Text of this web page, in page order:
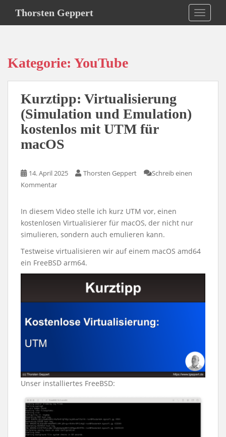
i
Thorsten Geppert
Kategorie: YouTube
Kurztipp: Virtualisierung
(Simulation und Emulation)
kostenlos mit UTM für
macOS
14. April 2025 Thorsten Geppert
Schreib einen
Kommentar
In diesem Video stelle ich kurz UTM vor, einen
kostenlosen Virtualisierer für macOS, der nicht nur
simulieren, sondern auch emulieren kann.
Testweise virtualisieren wir auf einem macOS amd64
ein FreeBSD arm64.
Unser installiertes FreeBSD: